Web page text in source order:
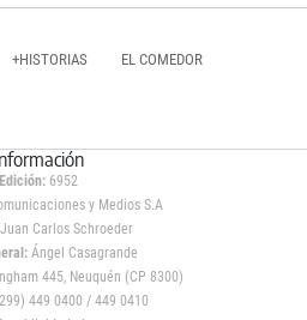
+HISTORIAS EL COMEDOR
Edición: 6952
y Medios S.A
Juan Carlos Schroeder
Ángel Casagrande
445, Neuquén (CP 8300)
449 0400 / 449 0410